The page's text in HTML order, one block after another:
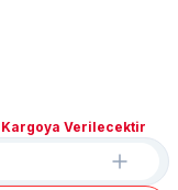
Kargoya Verilecektir